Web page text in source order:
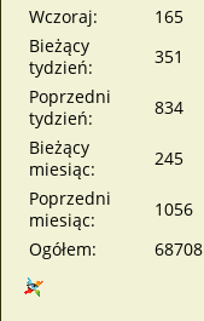
Wczoraj:
165
Bieżący
tydzień:
351
Poprzedni
tydzień:
834
Bieżący
miesiąc:
245
Poprzedni
miesiąc:
1056
Ogółem:
68708